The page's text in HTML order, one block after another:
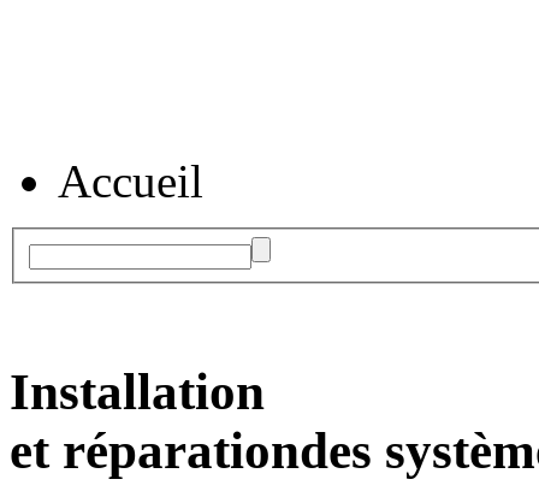
Accueil
Installation
et réparationdes